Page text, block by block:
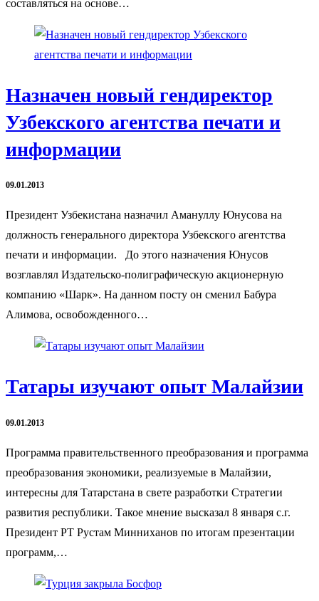
составляться на основе…
Назначен новый гендиректор
Узбекского агентства печати и
информации
09.01.2013
Президент Узбекистана назначил Амануллу Юнусова на
должность генерального директора Узбекского агентства
печати и информации. До этого назначения Юнусов
возглавлял Издательско-полиграфическую акционерную
компанию «Шарк». На данном посту он сменил Бабура
Алимова, освобожденного…
Татары изучают опыт Малайзии
09.01.2013
Программа правительственного преобразования и программа
преобразования экономики, реализуемые в Малайзии,
интересны для Татарстана в свете разработки Стратегии
развития республики. Такое мнение высказал 8 января с.г.
Президент РТ Рустам Минниханов по итогам презентации
программ,…